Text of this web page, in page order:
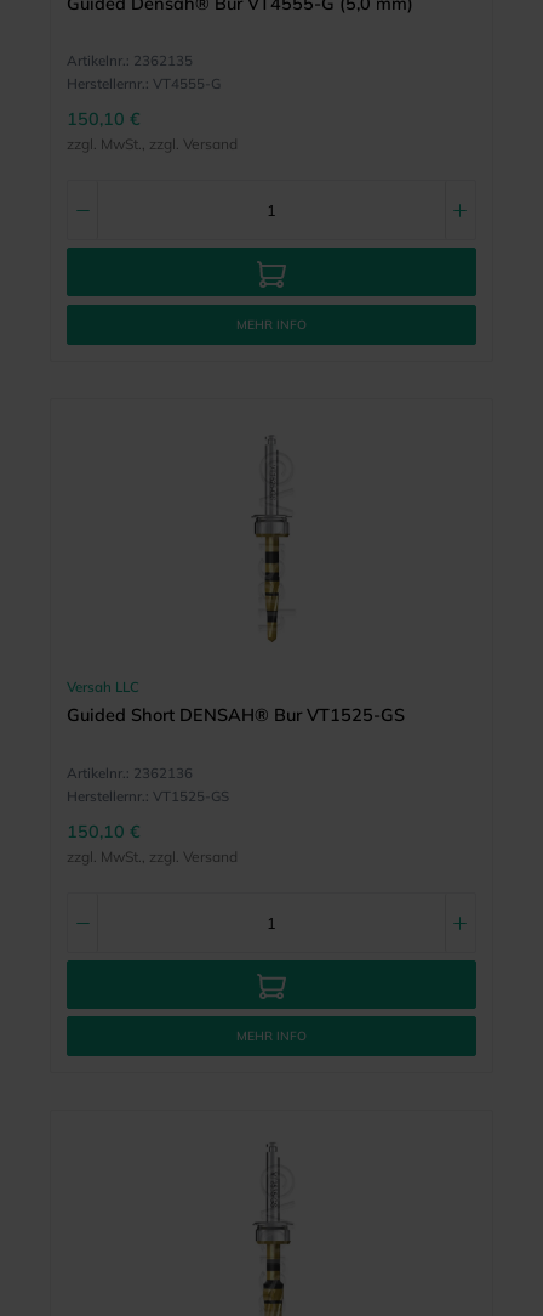
Artikelnr.: 2362135
Herstellernr.: VT4555-G
150,10 €
zzgl. MwSt., zzgl. Versand
MEHR INFO
Versah LLC
Guided Short DENSAH® Bur VT1525-GS
Artikelnr.: 2362136
Herstellernr.: VT1525-GS
150,10 €
zzgl. MwSt., zzgl. Versand
MEHR INFO